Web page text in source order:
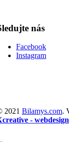
nás
Facebook
Instagram
2021 Bilamys.com.
- webdesign